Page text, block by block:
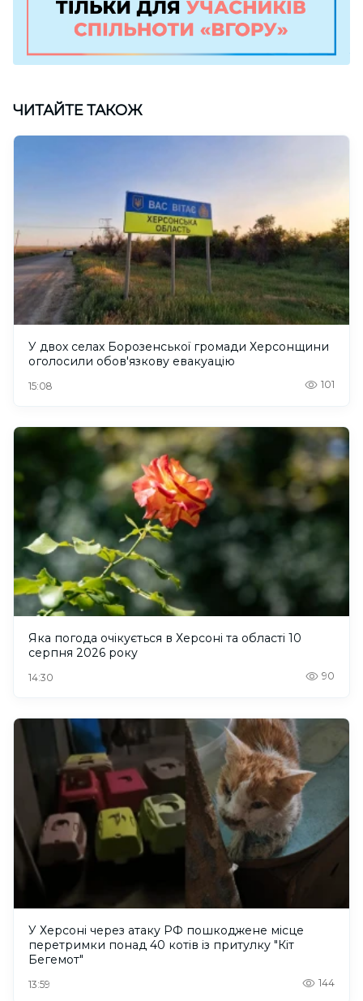
ЧИТАЙТЕ ТАКОЖ
У двох селах Борозенської громади Херсонщини
оголосили обов'язкову евакуацію
15:08 101
Яка погода очікується в Херсоні та області 10
серпня 2026 року
14:30 90
У Херсоні через атаку РФ пошкоджене місце
перетримки понад 40 котів із притулку "Кіт
Бегемот"
13:59 144